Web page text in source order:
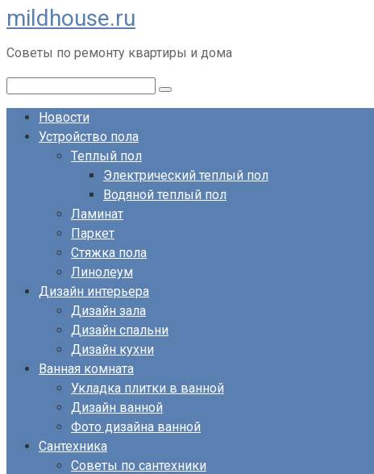
Перейти
к
контенту
mildhouse.ru
Советы по ремонту квартиры и дома
Новости
Устройство пола
Теплый пол
Электрический теплый пол
Водяной теплый пол
Ламинат
Паркет
Стяжка пола
Линолеум
Дизайн интерьера
Дизайн зала
Дизайн спальни
Дизайн кухни
Ванная комната
Укладка плитки в ванной
Дизайн ванной
Фото дизайна ванной
Сантехника
Советы по сантехники